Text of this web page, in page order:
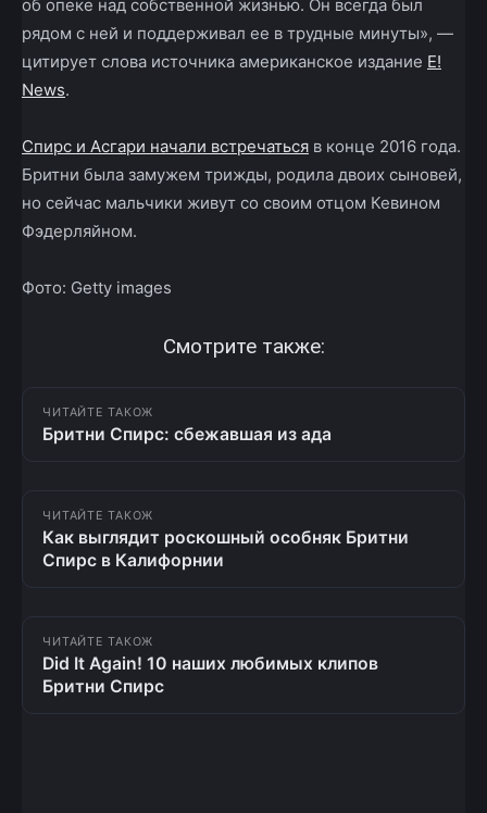
об опеке над собственной жизнью. Он всегда был
рядом с ней и поддерживал ее в трудные минуты», —
цитирует слова источника американское издание E!
News.
Спирс и Асгари начали встречаться в конце 2016 года.
Бритни была замужем трижды, родила двоих сыновей,
но сейчас мальчики живут со своим отцом Кевином
Фэдерляйном.
Фото: Getty images
Смотрите также:
ЧИТАЙТЕ ТАКОЖ
Бритни Спирс: сбежавшая из ада
ЧИТАЙТЕ ТАКОЖ
Как выглядит роскошный особняк Бритни
Спирс в Калифорнии
ЧИТАЙТЕ ТАКОЖ
Did It Again! 10 наших любимых клипов
Бритни Спирс